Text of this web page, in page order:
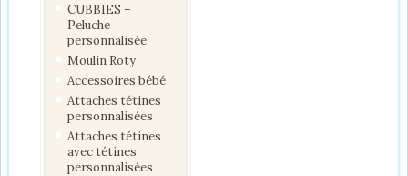
CUBBIES –
Peluche
personnalisée
Moulin Roty
Accessoires bébé
Attaches tétines
personnalisées
Attaches tétines
avec tétines
personnalisées